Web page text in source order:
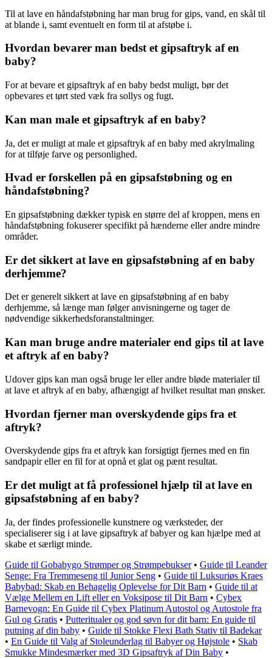
Til at lave en håndafstøbning har man brug for gips, vand, en skål til
at blande i, samt eventuelt en form til at afstøbe i.
Hvordan bevarer man bedst et gipsaftryk af en
baby?
For at bevare et gipsaftryk af en baby bedst muligt, bør det
opbevares et tørt sted væk fra sollys og fugt.
Kan man male et gipsaftryk af en baby?
Ja, det er muligt at male et gipsaftryk af en baby med akrylmaling
for at tilføje farve og personlighed.
Hvad er forskellen på en gipsafstøbning og en
håndafstøbning?
En gipsafstøbning dækker typisk en større del af kroppen, mens en
håndafstøbning fokuserer specifikt på hænderne eller andre mindre
områder.
Er det sikkert at lave en gipsafstøbning af en baby
derhjemme?
Det er generelt sikkert at lave en gipsafstøbning af en baby
derhjemme, så længe man følger anvisningerne og tager de
nødvendige sikkerhedsforanstaltninger.
Kan man bruge andre materialer end gips til at lave
et aftryk af en baby?
Udover gips kan man også bruge ler eller andre bløde materialer til
at lave et aftryk af en baby, afhængigt af hvilket resultat man ønsker.
Hvordan fjerner man overskydende gips fra et
aftryk?
Overskydende gips fra et aftryk kan forsigtigt fjernes med en fin
sandpapir eller en fil for at opnå et glat og pænt resultat.
Er det muligt at få professionel hjælp til at lave en
gipsafstøbning af en baby?
Ja, der findes professionelle kunstnere og værksteder, der
specialiserer sig i at lave gipsaftryk af babyer og kan hjælpe med at
skabe et særligt minde.
Guide til Gobabygo Strømper og Strømpebukser• Guide til Leander
Senge: Fra Tremmeseng til Junior Seng • Guide til Luksuriøs Kraes
Babybad: Skab en Behagelig Oplevelse for Dit Barn • Guide til at
Vælge Mellem en Lift eller en Voksipose til Dit Barn • Cybex
Barnevogn: En Guide til Cybex Platinum Autostol og Autostole fra
Gul og Gratis • Putteritualer og god søvn for dit barn: En guide til
putning af din baby • Guide til Stokke Flexi Bath Stativ til Badekar
• En Guide til Valg af Stoleunderlag til Babyer og Højstole • Skab
Smukke Mindesmærker med 3D Gipsaftryk af Din Baby •